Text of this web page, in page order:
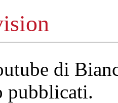
di
pubblicati.